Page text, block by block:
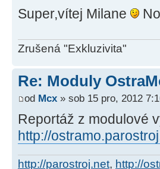
Super,vítej Milane
Zrušená "Exkluzivita"
Re: Moduly
od Mcx » sob 15 pro, 2012
Reportáž z modulové
http://
http://parostroj.net, http://